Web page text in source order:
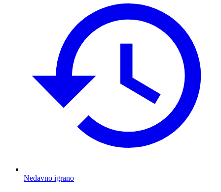
Nedavno igrano